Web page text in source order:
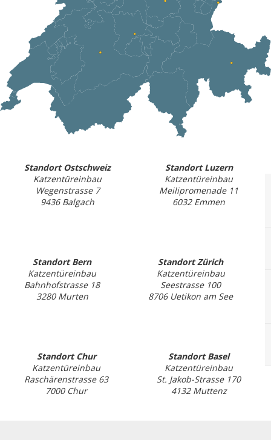
Standort Ostschweiz
Katzentüreinbau
Wegenstrasse 7
9436 Balgach
Standort Luzern
Katzentüreinbau
Meilipromenade 11
6032 Emmen
Standort Bern
Katzentüreinbau
Bahnhofstrasse 18
3280 Murten
Standort Zürich
Katzentüreinbau
Seestrasse 100
8706 Uetikon am See
Standort Chur
Katzentüreinbau
Raschärenstrasse 63
7000 Chur
Standort Basel
Katzentüreinbau
St. Jakob-Strasse 170
4132 Muttenz